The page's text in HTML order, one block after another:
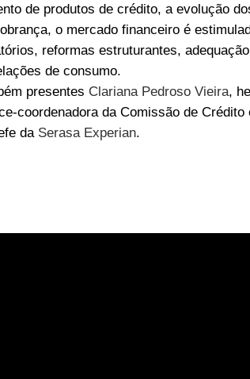
de produtos de crédito, a evolução
o mercado financeiro é
reformas estruturantes,
de consumo.
presentes Clariana Pedroso Vieira,
coordenadora da Comissão de
da Serasa Experian.